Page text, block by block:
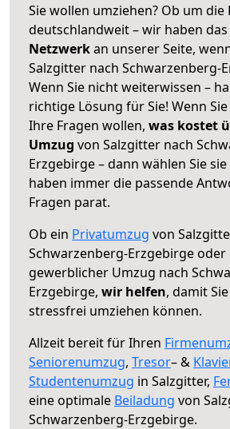
Sie wollen umziehen? Ob um die
deutschlandweit – wir haben das
Netzwerkan unserer Seite,
Salzgitter nach Schwarzenberg-
Wenn Sie nicht weiterwissen –
richtige Lösung für Sie! Wenn
Ihre Fragen wollen, was kostet
Umzug von Salzgitter nach
Erzgebirge – dann wählen Sie
haben immer die passende
Fragen parat.
Ob ein Privatumzug von
Schwarzenberg-Erzgebirge oder
gewerblicher Umzug nach
Erzgebirge, wir helfen, damit
stressfrei umziehen können.
Allzeit bereit für Ihren
Seniorenumzug, Tresor– &
Studentenumzug in Salzgitter,
eine optimale Beiladung von
Schwarzenberg-Erzgebirge.